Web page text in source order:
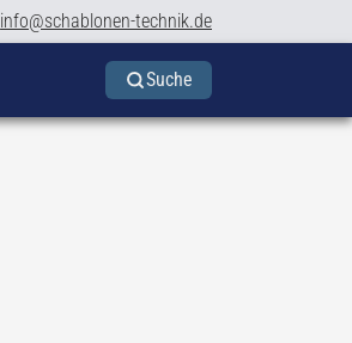
info@schablonen-technik.de
Suche